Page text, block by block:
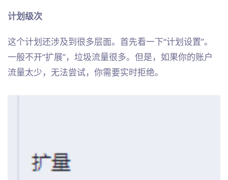
计划级次
这个计划还涉及到很多层面。首先看一下“计划设置”。
一般不开“扩展”，垃圾流量很多。但是，如果你的账户
流量太少，无法尝试，你需要实时拒绝。